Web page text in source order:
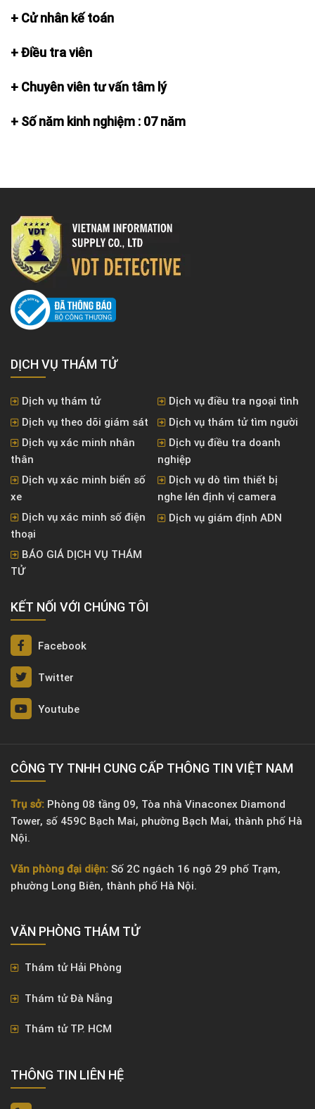
+ Cử nhân kế toán
+ Điều tra viên
+ Chuyên viên tư vấn tâm lý
+ Số năm kinh nghiệm : 07 năm
DỊCH VỤ THÁM TỬ
Dịch vụ thám tử
Dịch vụ điều tra ngoại tình
Dịch vụ theo dõi giám sát
Dịch vụ thám tử tìm người
Dịch vụ xác minh nhân
thân
Dịch vụ điều tra doanh
nghiệp
Dịch vụ xác minh biển số
xe
Dịch vụ dò tìm thiết bị
nghe lén định vị camera
Dịch vụ xác minh số điện
thoại
Dịch vụ giám định ADN
BÁO GIÁ DỊCH VỤ THÁM
TỬ
KẾT NỐI VỚI CHÚNG TÔI
Facebook
Twitter
Youtube
CÔNG TY TNHH CUNG CẤP THÔNG TIN VIỆT NAM
Trụ sở: Phòng 08 tầng 09, Tòa nhà Vinaconex Diamond
Tower, số 459C Bạch Mai, phường Bạch Mai, thành phố Hà
Nội.
Văn phòng đại diện: Số 2C ngách 16 ngõ 29 phố Trạm,
phường Long Biên, thành phố Hà Nội.
VĂN PHÒNG ​THÁM TỬ
Thám tử Hải Phòng
Thám tử Đà Nẵng
Thám tử TP. HCM
THÔNG TIN LIÊN HỆ